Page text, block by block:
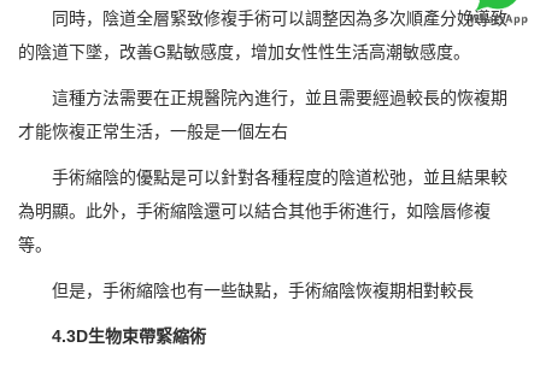
同時，陰道全層緊致修複手術可以調整因為多次順產分娩導致
的陰道下墜，改善G點敏感度，增加女性性生活高潮敏感度。
這種方法需要在正規醫院內進行，並且需要經過較長的恢複期
才能恢複正常生活，一般是一個左右
手術縮陰的優點是可以針對各種程度的陰道松弛，並且結果較
為明顯。此外，手術縮陰還可以結合其他手術進行，如陰唇修複
等。
但是，手術縮陰也有一些缺點，手術縮陰恢複期相對較長
4.3D生物束帶緊縮術